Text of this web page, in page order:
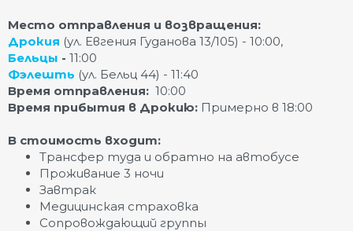
Место отправления и возвращения:
Дрокия (ул. Евгения Гуданова 13/105) - 10:00,
Бельцы - 11:00
Фэлешть (ул. Бельц 44) - 11:40
Время отправления: 10:00
Время прибытия в Дрокию: Примерно в 18:00
В стоимость входит:
Трансфер туда и обратно на автобусе
Проживание 3 ночи
Завтрак
Медицинская страховка
Сопровождающий группы